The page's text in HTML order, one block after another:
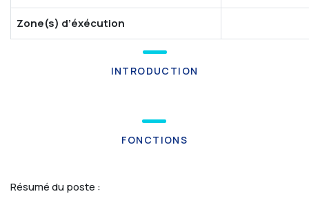
Zone(s) d’éxécution
INTRODUCTION
FONCTIONS
Résumé du poste :